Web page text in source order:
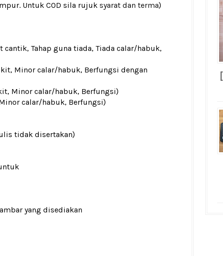
Untuk COD sila rujuk syarat dan terma)
Tahap guna tiada, Tiada calar/habuk,
Minor calar/habuk, Berfungsi dengan
Minor calar/habuk, Berfungsi)
calar/habuk, Berfungsi)
tidak disertakan)
yang disediakan